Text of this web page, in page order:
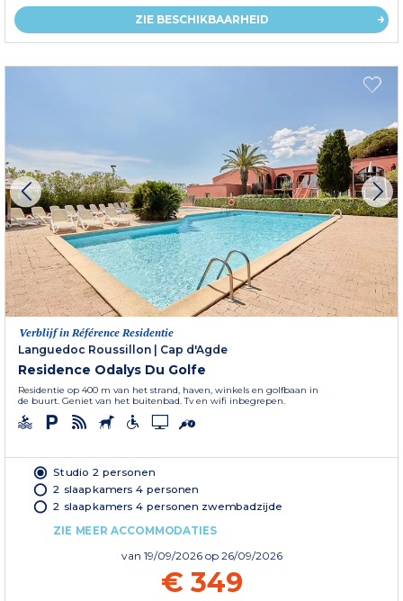
ZIE BESCHIKBAARHEID
Verblijf in Référence Residentie
Languedoc Roussillon
Cap d'Agde
Residence Odalys Du Golfe
Residentie op 400 m van het strand, haven, winkels en golfbaan in
de buurt. Geniet van het buitenbad. Tv en wifi inbegrepen.
Studio 2 personen
2 slaapkamers 4 personen
2 slaapkamers 4 personen zwembadzijde
ZIE MEER ACCOMMODATIES
van 19/09/2026 op 26/09/2026
€ 349